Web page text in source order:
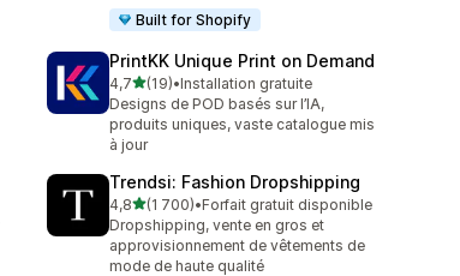
Built for Shopify
PrintKK Unique Print on Demand
4,7étoile(s) sur 5
(19)
19 avis au total
•Installation gratuite
Designs de POD basés sur l’IA,
produits uniques, vaste catalogue mis
à jour
Trendsi: Fashion Dropshipping
4,8étoile(s) sur 5
(1 700)
1700 avis au total
•Forfait gratuit disponible
Dropshipping, vente en gros et
approvisionnement de vêtements de
mode de haute qualité